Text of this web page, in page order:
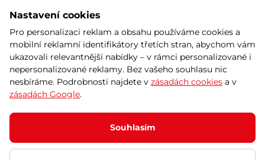
Tento produkt již není v naší nabídce. Vyberte si
Půjčovna
obchodní podmínky
Kariéra
© 2026 SEVEN SPORT s.r.o Všechna práva vyhrazena
Podle zákona o evidenci tržeb je prodávající povinen vystavit
kupujícímu účtenku.
Zároveň je povinen zaevidovat přijatou tržbu u správce daně online; v
Nastavení cookies
Pro personalizaci reklam a obsahu používáme cookies a
mobilní reklamní identifikátory třetích stran, abychom vám
ukazovali relevantnější nabídky – v rámci personalizované i
nepersonalizované reklamy. Bez vašeho souhlasu nic
nesbíráme. Podrobnosti najdete v zásadách cookies a v
zásadách Google.
Souhlasím